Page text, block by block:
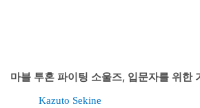
마블 투혼 파이팅 소울즈, 입문자를 위한
Kazuto Sekine